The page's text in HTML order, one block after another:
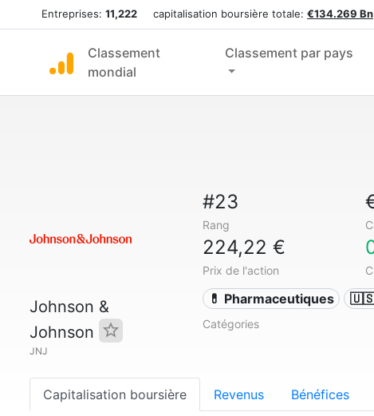
Entreprises: 11,222 capitalisation boursière totale: €134.269 Bn
Classement
mondial
Classement par pays
Johnson &
Johnson
JNJ
#23
Rang
224,22 €
Prix de l'action
💊 Pharmaceutiques 🇺🇸
Catégories
Capitalisation boursière Revenus Bénéfices